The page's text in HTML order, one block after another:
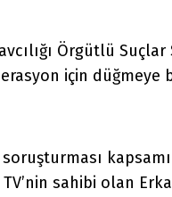
Örgütlü
için düğmeye
soruşturması
sahibi olan